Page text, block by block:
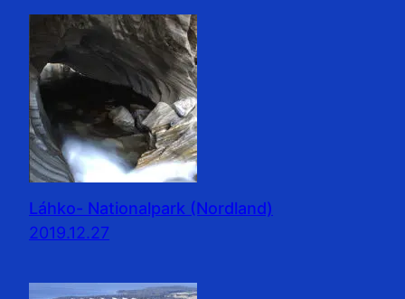
Láhko- Nationalpark (Nordland)
2019.12.27